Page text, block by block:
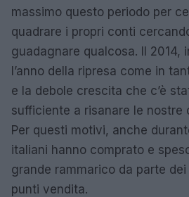
massimo questo periodo per
quadrare i propri conti
guadagnare qualcosa. Il 2014,
l’anno della ripresa come in
e la debole crescita che c’è
sufficiente a risanare le nostre
Per questi motivi, anche
italiani hanno comprato e
grande rammarico da parte
punti vendita.